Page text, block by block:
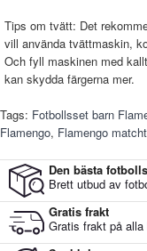
Tips om tvätt: Det
vill använda tvättmaskin,
Och fyll maskinen med
kan skydda färgerna mer.
Tags: Fotbollsset barn
Flamengo, Flamengo
Den bästa
Brett utbud av
Gratis frakt
Gratis frakt på alla